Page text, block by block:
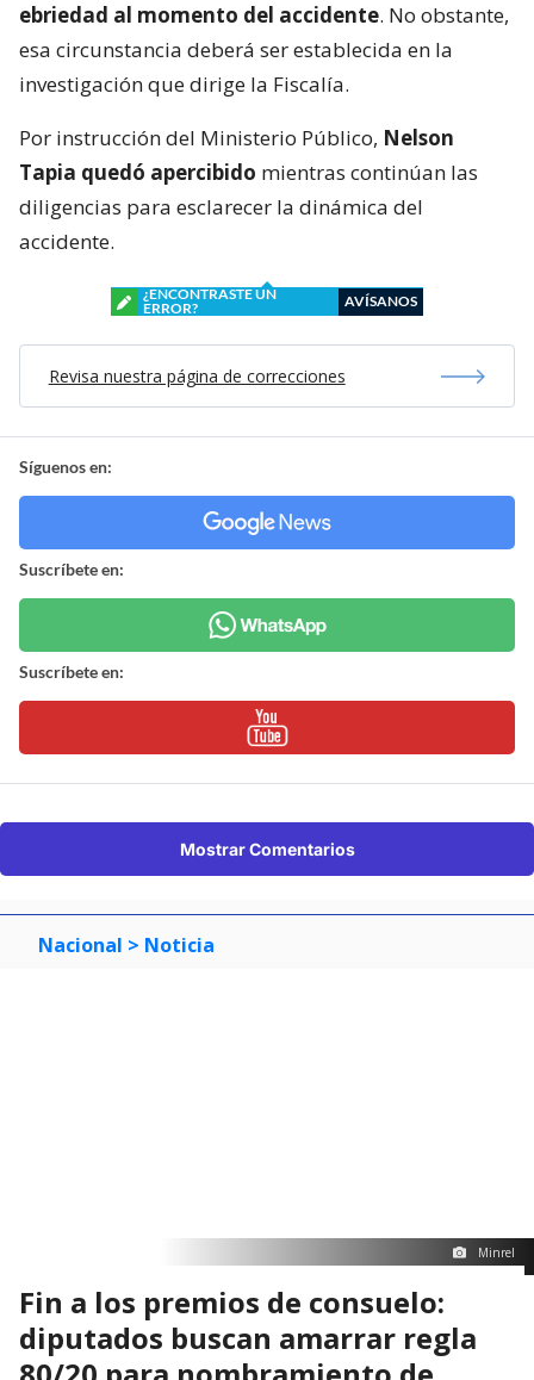
ebriedad al momento del accidente. No obstante,
esa circunstancia deberá ser establecida en la
investigación que dirige la Fiscalía.
Por instrucción del Ministerio Público, Nelson
Tapia quedó apercibido mientras continúan las
diligencias para esclarecer la dinámica del
accidente.
¿ENCONTRASTE UN
ERROR?
AVÍSANOS
Revisa nuestra página de correcciones
Síguenos en:
Suscríbete en:
Suscríbete en:
Mostrar Comentarios
Nacional > Noticia
Minrel
Fin a los premios de consuelo:
diputados buscan amarrar regla